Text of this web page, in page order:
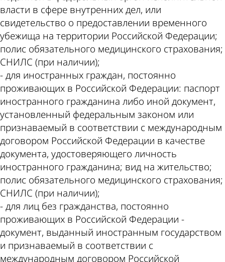
власти в сфере внутренних дел, или
свидетельство о предоставлении временного
убежища на территории Российской Федерации;
полис обязательного медицинского страхования;
СНИЛС (при наличии);
- для иностранных граждан, постоянно
проживающих в Российской Федерации: паспорт
иностранного гражданина либо иной документ,
установленный федеральным законом или
признаваемый в соответствии с международным
договором Российской Федерации в качестве
документа, удостоверяющего личность
иностранного гражданина; вид на жительство;
полис обязательного медицинского страхования;
СНИЛС (при наличии);
- для лиц без гражданства, постоянно
проживающих в Российской Федерации -
документ, выданный иностранным государством
и признаваемый в соответствии с
международным договором Российской